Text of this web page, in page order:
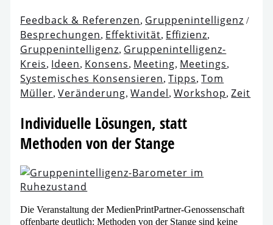
Feedback & Referenzen, Gruppenintelligenz /
Besprechungen, Effektivität, Effizienz,
Gruppenintelligenz, Gruppenintelligenz-
Kreis, Ideen, Konsens, Meeting, Meetings,
Systemisches Konsensieren,Tipps,Tom
Müller,Veränderung,Wandel,Workshop,Zeit
Individuelle Lösungen, statt
Methoden von der Stange
Die Veranstaltung der MedienPrintPartner-Genossenschaft
offen­bar­te deut­lich: Methoden von der Stange sind kei­ne